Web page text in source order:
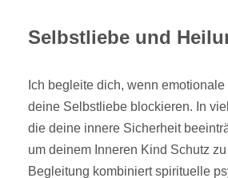
Selbstliebe und
Ich begleite dich, wenn
deine Selbstliebe blockieren. In
die deine innere Sicherheit
um deinem Inneren Kind Schutz
Begleitung kombiniert spirituelle